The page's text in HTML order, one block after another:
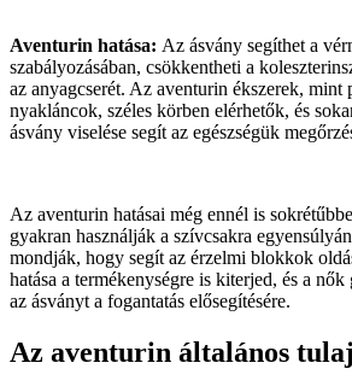
Aventurin hatása: Az ásvány segíthet a
szabályozásában, csökkentheti a
az anyagcserét. Az aventurin ékszerek, mint
nyakláncok, széles körben elérhetők, és
ásvány viselése segít az egészségük
Az aventurin hatásai még ennél is
gyakran használják a szívcsakra
mondják, hogy segít az érzelmi blokkok
hatása a termékenységre is kiterjed, és a
az ásványt a fogantatás elősegítésére.
Az aventurin általános